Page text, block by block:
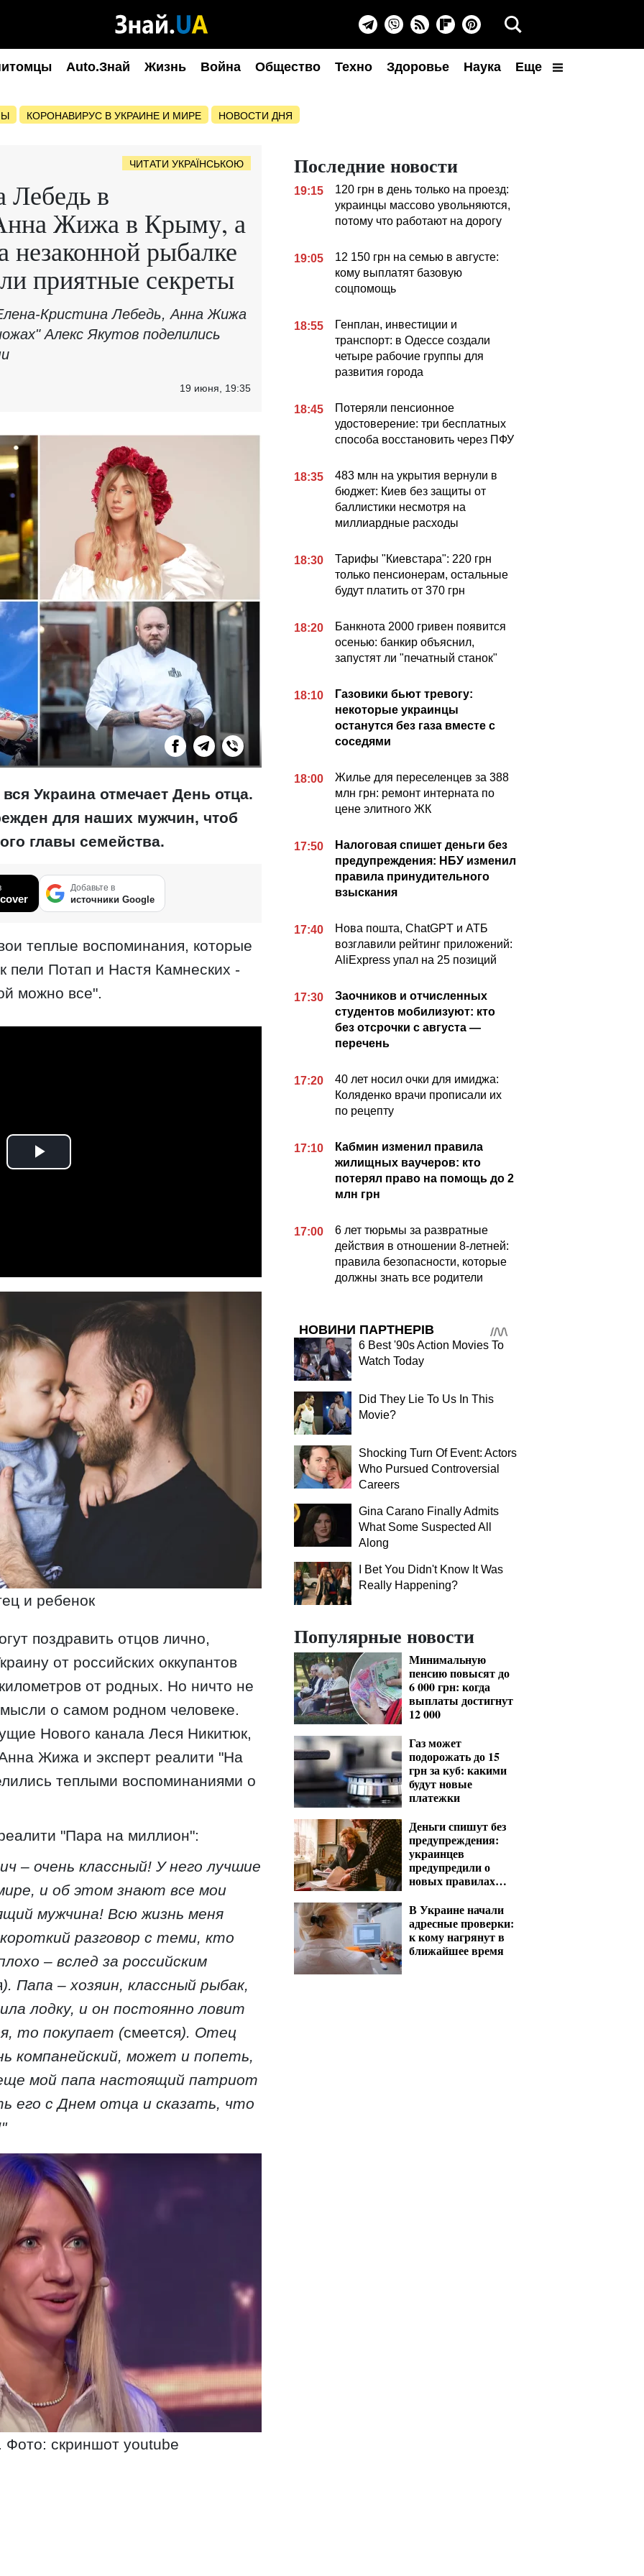
Auto.Знай Жизнь Война Общество Техно Здоровье Наука Еще
КОРОНАВИРУС В УКРАИНЕ И МИРЕ НОВОСТИ ДНЯ
ЧИТАТИ УКРАЇНСЬКОЮ
Лебедь в
Жижа в Крыму, а
незаконной рыбалке
приятные секреты
Кристина Лебедь, Анна Жижа
Алекс Якутов поделились
19 июня, 19:35
Украина отмечает День отца.
для наших мужчин, чтоб
главы семейства.
Добавьте в
источники Google
теплые воспоминания, которые
пели Потап и Настя Камнеских -
можно все".
и ребенок
поздравить отцов лично,
от российских оккупантов
от родных. Но ничто не
о самом родном человеке.
Нового канала Леся Никитюк,
Жижа и эксперт реалити "На
теплыми воспоминаниями о
"Пара на миллион":
– очень классный! У него лучшие
и об этом знают все мои
мужчина! Всю жизнь меня
разговор с теми, кто
– вслед за российским
). Папа – хозяин, классный рыбак,
лодку, и он постоянно ловит
то покупает (смеется). Отец
компанейский, может и попеть,
мой папа настоящий патриот
его с Днем отца и сказать, что
Фото: скриншот youtube
Последние новости
19:15
120 грн в день только на проезд:
украинцы массово увольняются,
потому что работают на дорогу
19:05
12 150 грн на семью в августе:
кому выплатят базовую
соцпомощь
18:55
Генплан, инвестиции и
транспорт: в Одессе создали
четыре рабочие группы для
развития города
18:45
Потеряли пенсионное
удостоверение: три бесплатных
способа восстановить через ПФУ
18:35
483 млн на укрытия вернули в
бюджет: Киев без защиты от
баллистики несмотря на
миллиардные расходы
18:30
Тарифы "Киевстара": 220 грн
только пенсионерам, остальные
будут платить от 370 грн
18:20
Банкнота 2000 гривен появится
осенью: банкир объяснил,
запустят ли "печатный станок"
18:10
Газовики бьют тревогу:
некоторые украинцы
останутся без газа вместе с
соседями
18:00
Жилье для переселенцев за 388
млн грн: ремонт интерната по
цене элитного ЖК
17:50
Налоговая спишет деньги без
предупреждения: НБУ изменил
правила принудительного
взыскания
17:40
Нова пошта, ChatGPT и АТБ
возглавили рейтинг приложений:
AliExpress упал на 25 позиций
17:30
Заочников и отчисленных
студентов мобилизуют: кто
без отсрочки с августа —
перечень
17:20
40 лет носил очки для имиджа:
Коляденко врачи прописали их
по рецепту
17:10
Кабмин изменил правила
жилищных ваучеров: кто
потерял право на помощь до 2
млн грн
17:00
6 лет тюрьмы за развратные
действия в отношении 8-летней:
правила безопасности, которые
должны знать все родители
НОВИНИ ПАРТНЕРІВ
6 Best '90s Action Movies To
Watch Today
Did They Lie To Us In This
Movie?
Shocking Turn Of Event: Actors
Who Pursued Controversial
Careers
Gina Carano Finally Admits
What Some Suspected All
Along
I Bet You Didn't Know It Was
Really Happening?
Популярные новости
Минимальную
пенсию повысят до
6 000 грн: когда
выплаты достигнут
12 000
Газ может
подорожать до 15
грн за куб: какими
будут новые
платежки
Деньги спишут без
предупреждения:
украинцев
предупредили о
новых правилах
В Украине начали
адресные проверки:
к кому нагрянут в
ближайшее время